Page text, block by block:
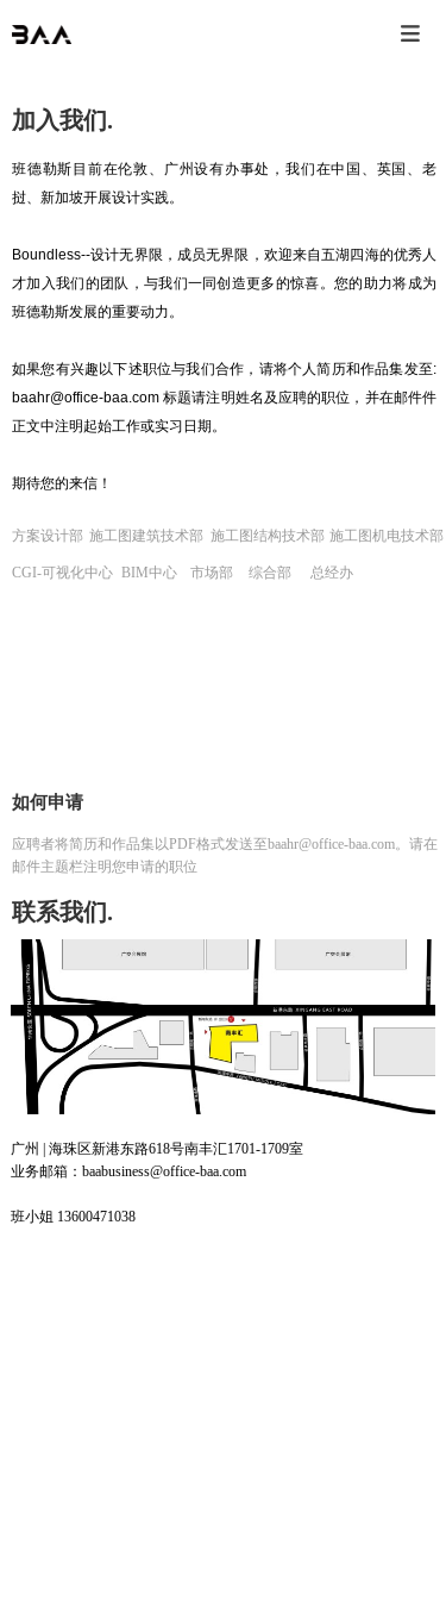
加入我们.
班德勒斯目前在伦敦、广州设有办事处，我们在中国、英国、老
挝、新加坡开展设计实践。
Boundless--设计无界限，成员无界限，欢迎来自五湖四海的优秀人
才加入我们的团队，与我们一同创造更多的惊喜。您的助力将成为
班德勒斯发展的重要动力。
如果您有兴趣以下述职位与我们合作，请将个人简历和作品集发至:
baahr@office-baa.com 标题请注明姓名及应聘的职位，并在邮件件
正文中注明起始工作或实习日期。
期待您的来信！
方案设计部 施工图建筑技术部 施工图结构技术部 施工图机电技术部
BIM中心 市场部
CGI-可视化中心 综合部 总经办

如何申请
应聘者将简历和作品集以PDF格式发送至baahr@office-baa.com。请在
邮件主题栏注明您申请的职位
联系我们.
广州 | 海珠区新港东路618号南丰汇1701-1709室
业务邮箱：baabusiness@office-baa.com
班小姐 13600471038